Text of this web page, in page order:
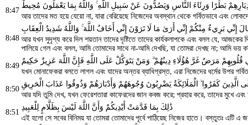
8:47
بَطَرًا وَرِئَاءَ النَّاسِ وَيَصُدُّونَ عَنْ سَبِيلِ اللَّهِ ۚ وَاللَّهُ بِمَا يَعْمَلُونَ مُحِيطٌ
আর তাদের মত হয়ে যেয়ো না, যারা বেরিয়েছে নিজেদের অবস্থান থেকে গর্বিতভাবে এবং
8:48
بَرِيءٌ مِنْكُمْ إِنِّي أَرَىٰ مَا لَا تَرَوْنَ إِنِّي أَخَافُ اللَّهَ ۚ وَاللَّهُ شَدِيدُ الْعِقَابِ
আর যখন সুদৃশ্য করে দিল শয়তান তাদের দৃষ্টিতে তাদের কার্যকলাপকে এবং বলল যে, আজকের
পালিয়ে গেল এবং বলল, আমি তোমাদের সাথে না-আমি দেখছি, যা তোমরা দেখছ না;
8:49
قُلُوبِهِمْ مَرَضٌ غَرَّ هَٰؤُلَاءِ دِينُهُمْ ۗ وَمَنْ يَتَوَكَّلْ عَلَى اللَّهِ فَإِنَّ اللَّهَ عَزِيزٌ حَكِيمٌ
যখন মোনাফেকরা বলতে লাগল এবং যাদের অন্তর ব্যাধিগ্রস্ত, এরা নিজেদের ধর্মের উপর
8:50
الَّذِينَ كَفَرُوا ۙ الْمَلَائِكَةُ يَضْرِبُونَ وُجُوهَهُمْ وَأَدْبَارَهُمْ وَذُوقُوا عَذَابَ الْحَرِيقِ
আর যদি তুমি দেখ, যখন ফেরেশতারা কাফেরদের জান কবজ করে; প্রহার করে, তাদের মুখে
8:51
ذَٰلِكَ بِمَا قَدَّمَتْ أَيْدِيكُمْ وَأَنَّ اللَّهَ لَيْسَ بِظَلَّامٍ لِلْعَبِيدِ
এই হলো সে সবের বিনিময় যা তোমরা তোমাদের পূর্বে পাঠিয়েছ নিজের হাতে। বস্তুতঃ এটি